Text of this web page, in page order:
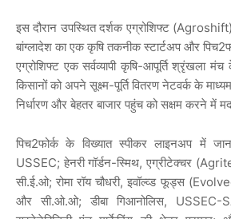
इस दौरान उपस्थित दर्शक एग्रोशिफ्ट
बांग्लादेश का एक कृषि तकनीक स्टार्टअप और
एग्रोशिफ्ट एक सर्वव्यापी कृषि-आपूर्ति श्रृंखला
किसानों को अपने सूक्ष्म-पूर्ति वितरण नेटवर्क के
निर्धारण और बेहतर बाजार पहुंच को सक्षम करने में
पिच2फोर्क के विख्यात स्पीकर लाइनअप में
USSEC; हेनरी गॉर्डन-स्मिथ, एग्रीटेक्चर
सी.ई.ओ; रोमा रॉय चौधरी, इवॉल्व्ड फूड्स
और सी.ओ.ओ; डीबा गिआनोलिस, USSEC-